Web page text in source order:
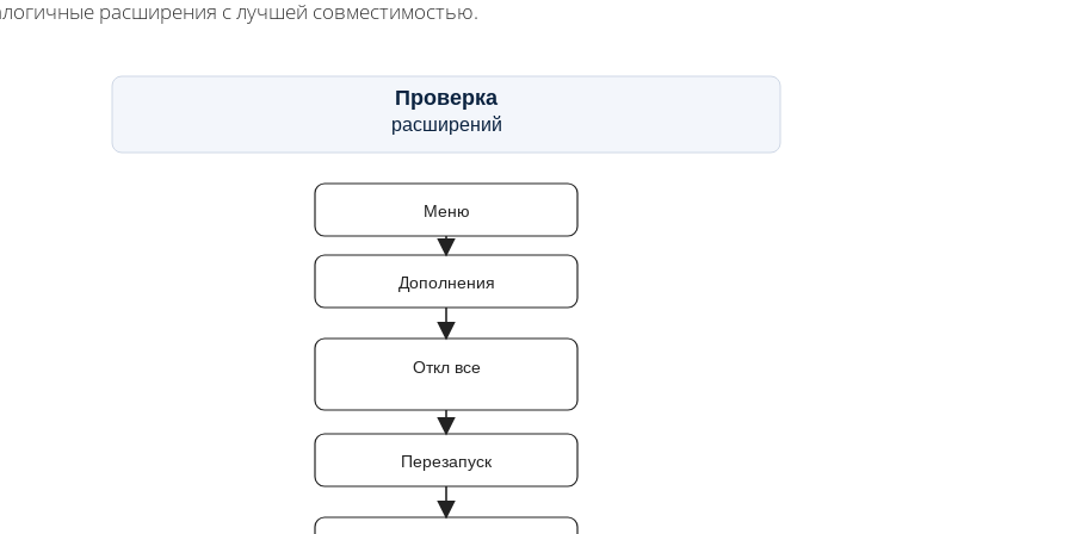
расширения с лучшей совместимостью.
Проверка
расширений
Меню
Дополнения
Откл все
Перезапуск